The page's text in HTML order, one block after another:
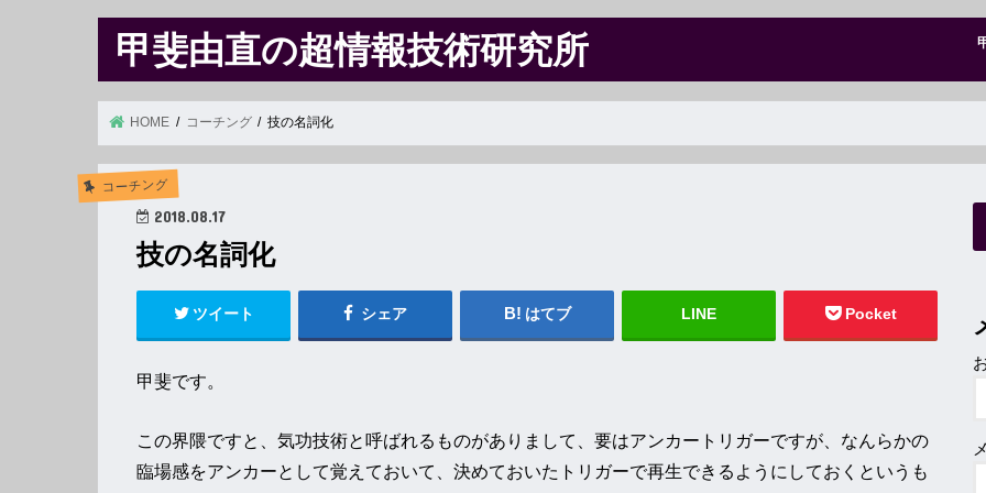
甲斐由直の超情報技術研究所
HOME コーチング 技の名詞化
コーチング
2018.08.17
技の名詞化
ツイート シェア はてブ LINE Pocket
甲斐です。
この界隈ですと、気功技術と呼ばれるものがありまして、要はアンカートリガーですが、なんらかの
臨場感をアンカーとして覚えておいて、決めておいたトリガーで再生できるようにしておくというも